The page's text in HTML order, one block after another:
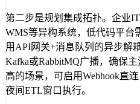
第二步是规划集成拓扑。企业
WMS等异构系统，低代码平台
用API网关+消息队列的异步解
Kafka或RabbitMQ广播，确保
高的场景，可启用Webhook直
夜间ETL窗口执行。